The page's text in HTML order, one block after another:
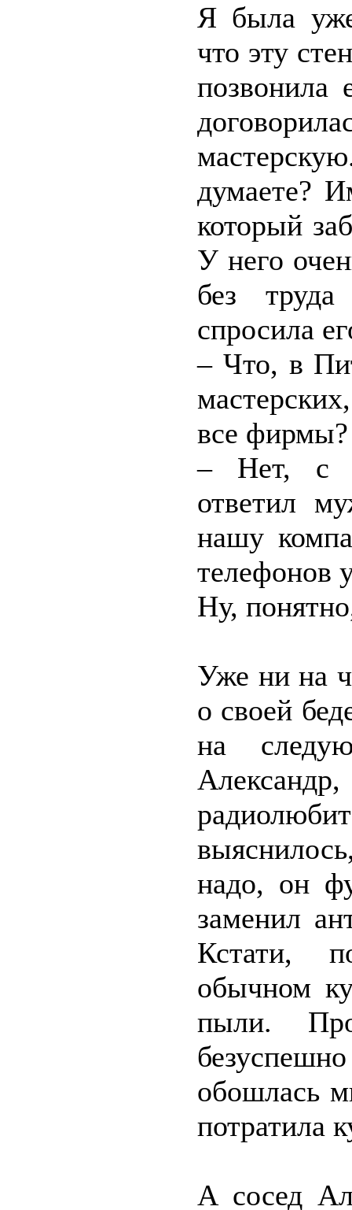
Я была уже
что эту
позвонила
думаете?
который
У него
без
спросила
– Что, в
все фирмы?
– Нет, с
ответил
нашу
телефонов
Ну,
Уже ни на
о своей
на
надо, он
заменил
Кстати,
обычном
пыли.
обошлась
потратила
А сосед